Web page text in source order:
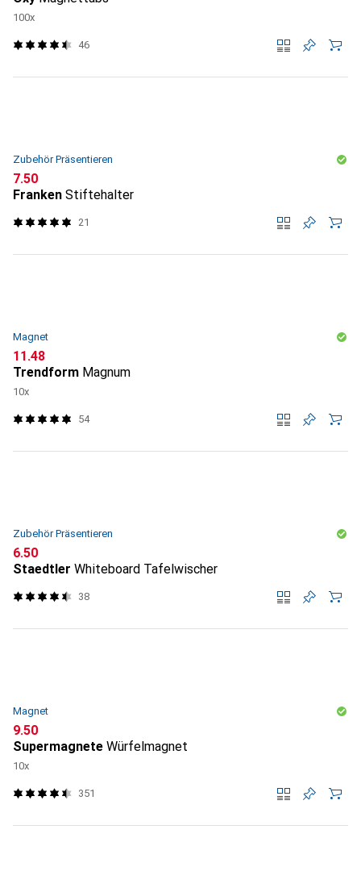
100x
46
Zubehör Präsentieren
CHF
7.50
Franken Stiftehalter
21
Magnet
CHF
11.48
Trendform Magnum
10x
54
Zubehör Präsentieren
CHF
6.50
Staedtler Whiteboard Tafelwischer
38
Magnet
CHF
9.50
Supermagnete Würfelmagnet
10x
351